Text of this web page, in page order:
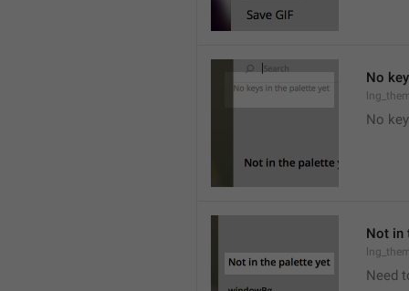
No
No
Not in
Need